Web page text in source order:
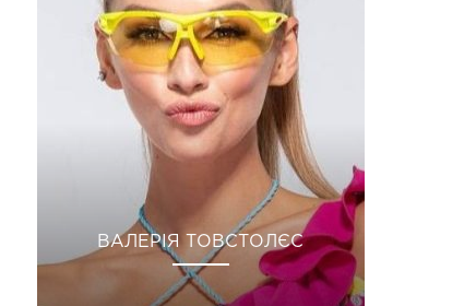
ВАЛЕРІЯ ТОВСТОЛЄС